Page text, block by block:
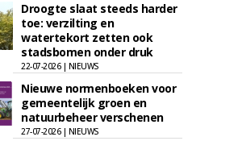
Droogte slaat steeds harder
toe: verzilting en
watertekort zetten ook
stadsbomen onder druk
22-07-2026 | NIEUWS
Nieuwe normenboeken voor
gemeentelijk groen en
natuurbeheer verschenen
27-07-2026 | NIEUWS